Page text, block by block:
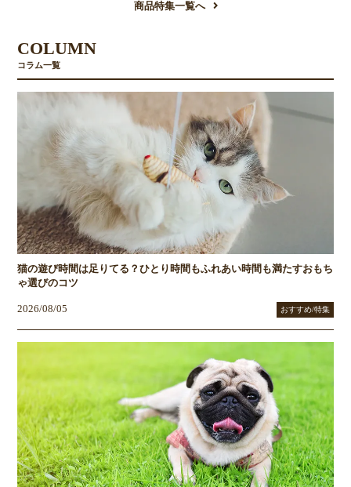
商品特集一覧へ
COLUMN
コラム一覧
猫の遊び時間は足りてる？ひとり時間もふれあい時間も満たすおもち
ゃ選びのコツ
2026/08/05 おすすめ/特集